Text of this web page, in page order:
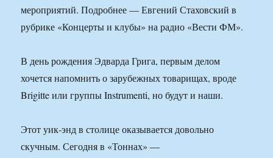
мероприятий. Подробнее — Евгений Стаховский в
рубрике «Концерты и клубы» на радио «Вести ФМ».
В день рождения Эдварда Грига, первым делом
хочется напомнить о зарубежных товарищах, вроде
Brigitte или группы Instrumenti, но будут и наши.
Этот уик-энд в столице оказывается довольно
скучным. Сегодня в «Тоннах» —